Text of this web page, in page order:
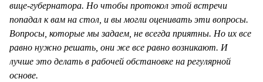
вице-губернатора. Но чтобы протокол этой встречи
попадал к вам на стол, и вы могли оценивать эти вопросы.
Вопросы, которые мы задаем, не всегда приятны. Но их все
равно нужно решать, они же все равно возникают. И
лучше это делать в рабочей обстановке на регулярной
основе.